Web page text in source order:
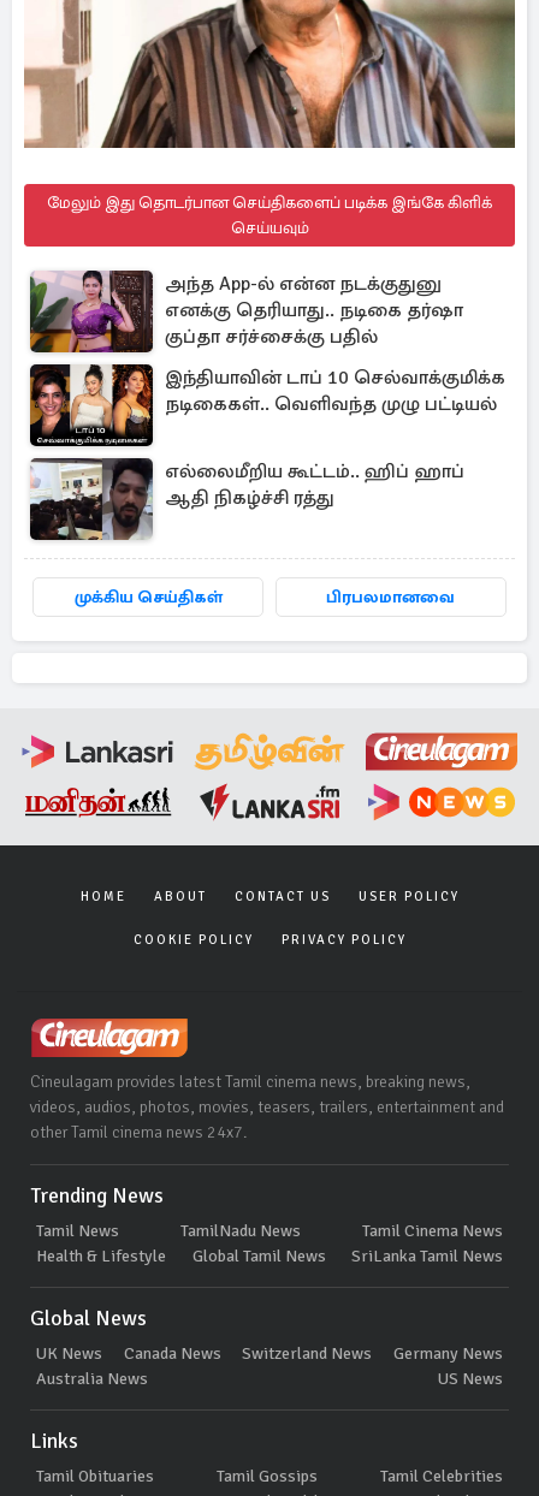
மேலும் இது தொடர்பான செய்திகளைப் படிக்க இங்கே கிளிக்
செய்யவும்
அந்த App-ல் என்ன நடக்குதுனு
எனக்கு தெரியாது.. நடிகை தர்ஷா
குப்தா சர்ச்சைக்கு பதில்
இந்தியாவின் டாப் 10 செல்வாக்குமிக்க
நடிகைகள்.. வெளிவந்த முழு பட்டியல்
எல்லைமீறிய கூட்டம்.. ஹிப் ஹாப்
ஆதி நிகழ்ச்சி ரத்து
முக்கிய செய்திகள் பிரபலமானவை
HOME ABOUT CONTACT US USER POLICY
COOKIE POLICY PRIVACY POLICY
Cineulagam provides latest Tamil cinema news, breaking news,
videos, audios, photos, movies, teasers, trailers, entertainment and
other Tamil cinema news 24x7.
Trending News
Tamil News TamilNadu News
Tamil Cinema News
Health & Lifestyle
Global Tamil News SriLanka Tamil News
Global News
UK News Canada News Switzerland News
Germany News
Australia News
US News
Links
Tamil Obituaries Tamil Gossips
Tamil Celebrities